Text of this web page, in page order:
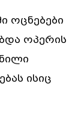
ოცნებები
ოპერის
ისიც